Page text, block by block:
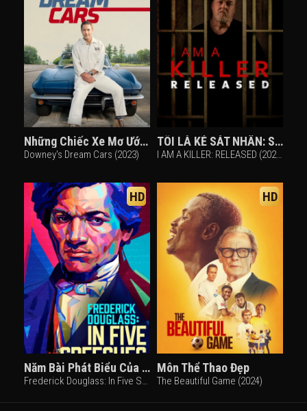
Những Chiếc Xe Mơ Ước Của Downey
Downey's Dream Cars (2023)
TÔI LÀ KẺ SÁT NHÂN: SAU PHÓNG THÍCH
I AM A KILLER: RELEASED (2020)
HD
Năm Bài Phát Biểu Của Frederick Douglass
Frederick Douglass: In Five Speeches (2022)
HD
Môn Thể Thao Đẹp
The Beautiful Game (2024)